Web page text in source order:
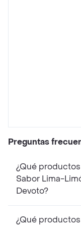
Preguntas
¿Qué
Sabor Lima-Limón puedo
Devoto?
¿Qué